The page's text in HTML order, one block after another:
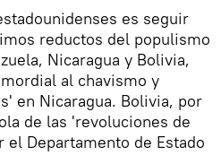
es seguir
reductos del populismo
Nicaragua y Bolivia,
al chavismo y
en Nicaragua. Bolivia, por
de las 'revoluciones de
Departamento de Estado